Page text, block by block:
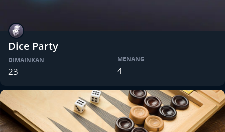
Dice Party
DIMAINKAN
23
MENANG
4